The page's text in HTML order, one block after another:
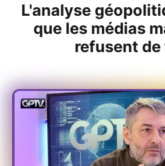
L'analyse
que les médias
refusent de